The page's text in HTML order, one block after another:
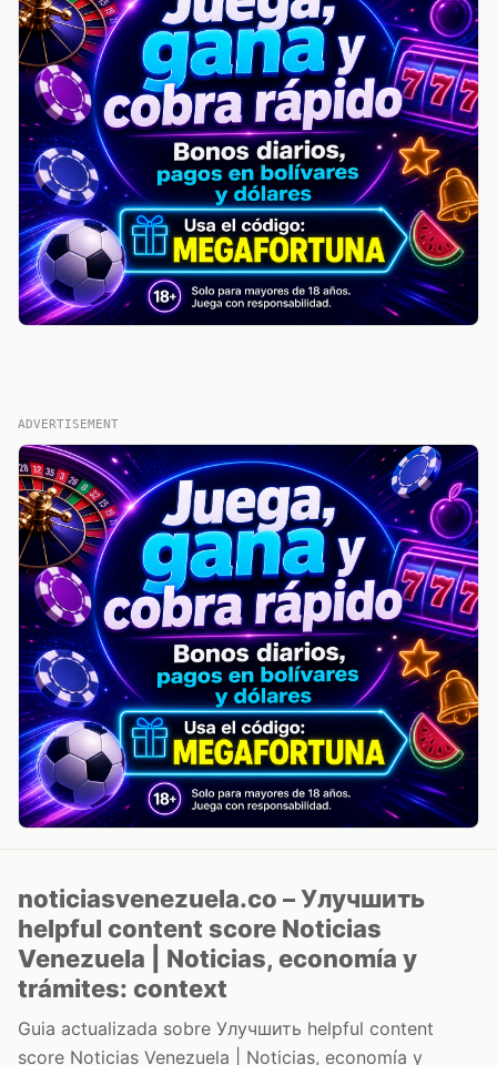
ADVERTISEMENT
noticiasvenezuela.co – Улучшить
helpful content score Noticias
Venezuela | Noticias, economía y
trámites: context
Guia actualizada sobre Улучшить helpful content
score Noticias Venezuela | Noticias, economía y